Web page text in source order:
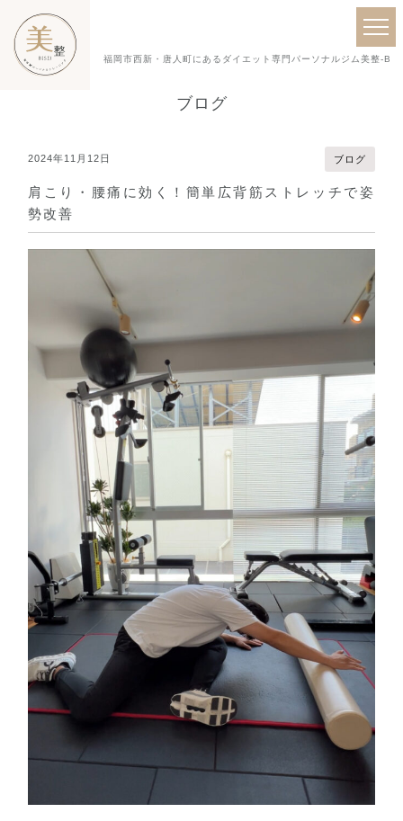
福岡市西新・唐人町にあるダイエット専門パーソナルジム美整-
ブログ
2024年11月12日 ブログ
肩こり・腰痛に効く！簡単広背筋ストレッチで姿
勢改善